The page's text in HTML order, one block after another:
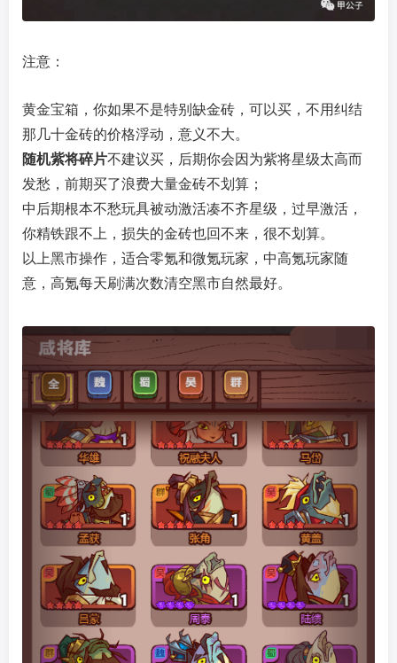
注意：
黄金宝箱，你如果不是特别缺金砖，可以买，不用纠结
那几十金砖的价格浮动，意义不大。
随机紫将碎片不建议买，后期你会因为紫将星级太高而
发愁，前期买了浪费大量金砖不划算；
中后期根本不愁玩具被动激活凑不齐星级，过早激活，
你精铁跟不上，损失的金砖也回不来，很不划算。
以上黑市操作，适合零氪和微氪玩家，中高氪玩家随
意，高氪每天刷满次数清空黑市自然最好。